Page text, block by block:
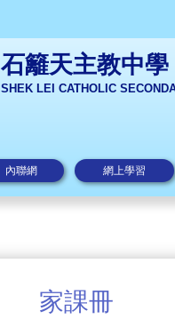
石籬天主教中學
SHEK LEI CATHOLIC
內聯網 網上學習
家課冊